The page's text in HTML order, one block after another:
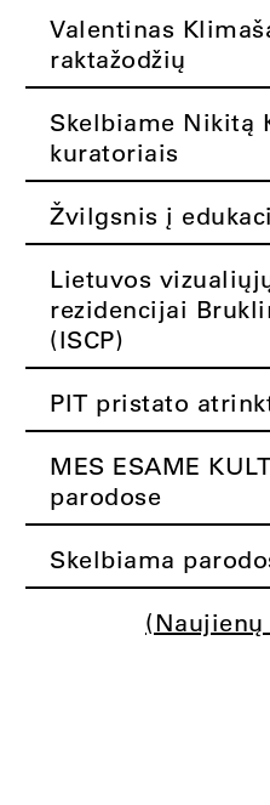
Valentinas
raktažodžių
Skelbiame Nikitą
kuratoriais
Žvilgsnis į
Lietuvos
rezidencijai
(ISCP)
PIT pristato
MES ESAME
parodose
Skelbiama
(Naujienų